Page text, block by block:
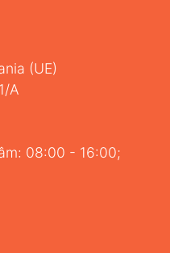
(UE)
A
08:00 - 16:00;